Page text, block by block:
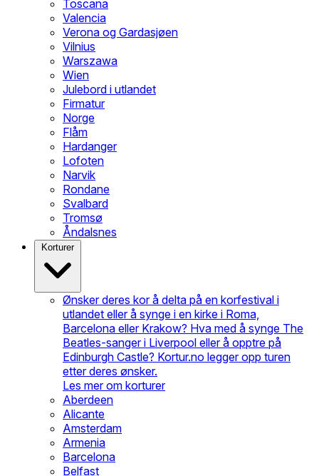
Toscana
Valencia
Verona og Gardasjøen
Vilnius
Warszawa
Wien
Julebord i utlandet
Firmatur
Norge
Flåm
Hardanger
Lofoten
Narvik
Rondane
Svalbard
Tromsø
Åndalsnes
Korturer
Ønsker deres kor å delta på en korfestival i
utlandet eller å synge i en kirke i Roma,
Barcelona eller Krakow? Hva med å synge The
Beatles-sanger i Liverpool eller å opptre på
Edinburgh Castle? Kortur.no legger opp turen
etter deres ønsker.
Les mer om korturer
Aberdeen
Alicante
Amsterdam
Armenia
Barcelona
Belfast